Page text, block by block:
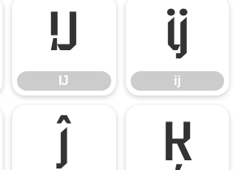
Ĳ
Ĳ
ĳ
ĳ
ĵ Ķ